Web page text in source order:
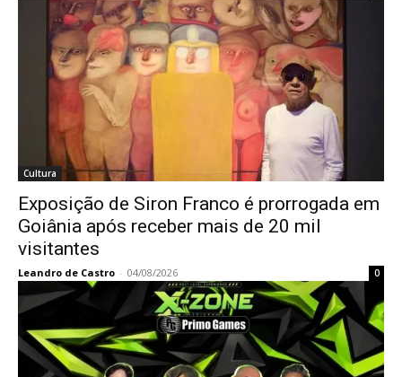
Cultura
Exposição de Siron Franco é prorrogada em
Goiânia após receber mais de 20 mil
visitantes
Leandro de Castro - 04/08/2026 0